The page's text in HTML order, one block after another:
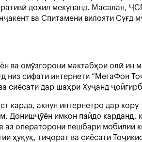
дохил мекунанд. Масалан,
ва Спитамени вилояти Суғд
ва омӯзгорони мактабҳои олӣ
сифати интернети “МегаФон
сиёсати дар шаҳри Хуҷанд
карда, акнун интернетро дар
имкон пайдо карданд,
операторони пешбари мобилии
ҳуқуқ, тиҷорат ва сиёсати